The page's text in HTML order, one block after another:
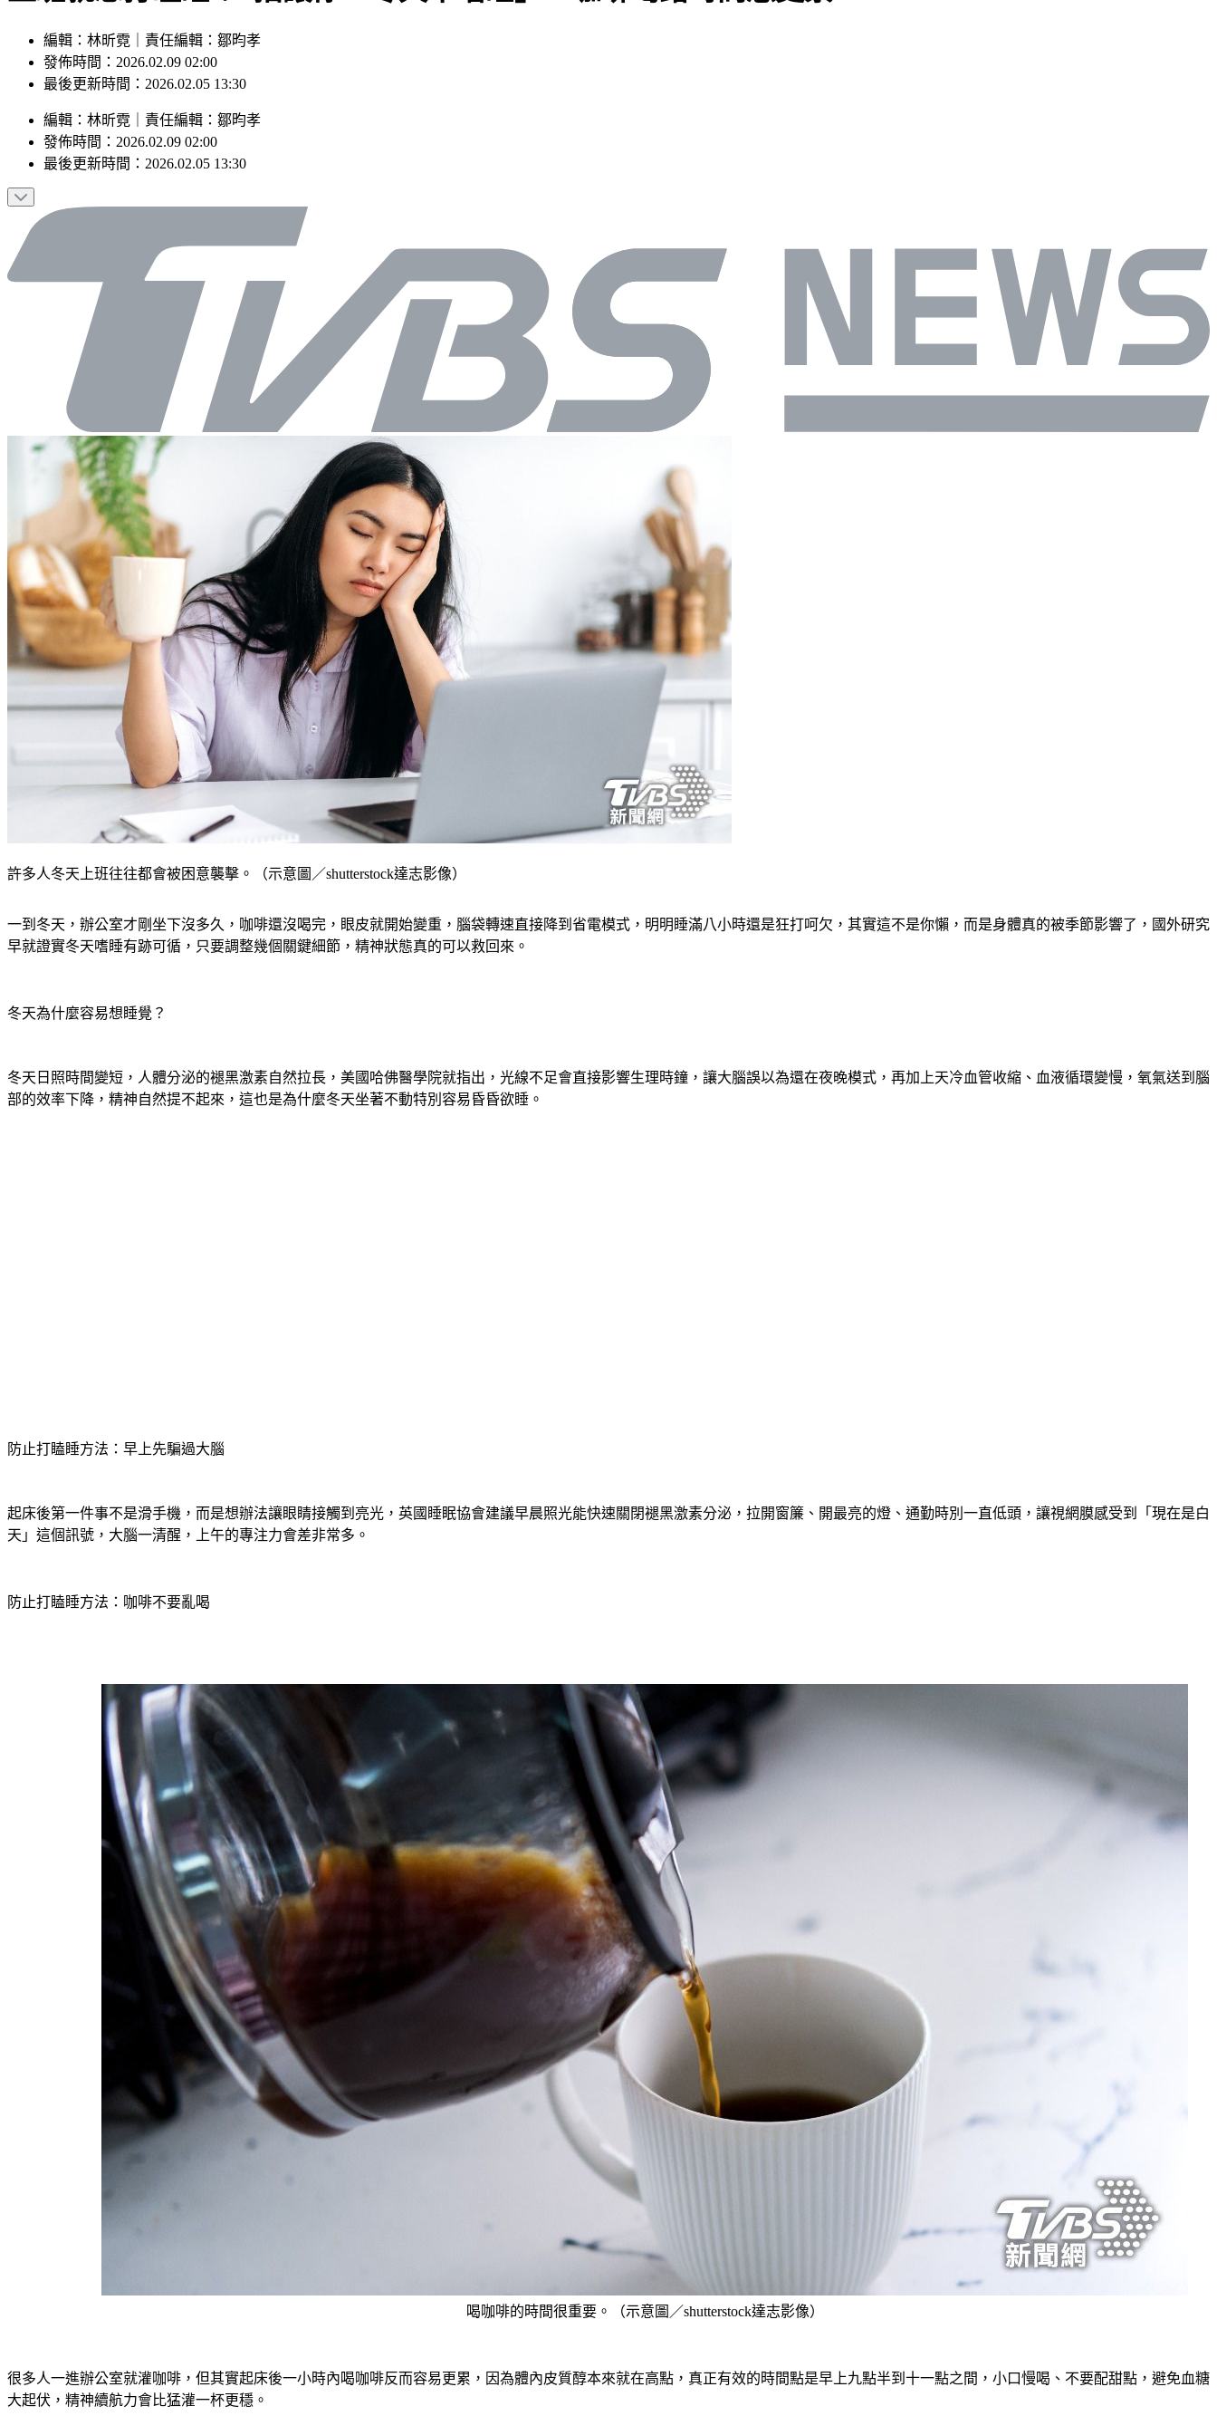
編輯：林昕霓｜責任編輯：鄒昀孝
發佈時間：2026.02.09 02:00
最後更新時間：2026.02.05 13:30
編輯 ： 林昕霓 責任編輯 ： 鄒昀孝
發佈時間： 2026.02.09 02:00
最後更新時間： 2026.02.05 13:30
許多人冬天上班往往都會被困意襲擊。（示意圖／shutterstock達志影像）
一到冬天，辦公室才剛坐下沒多久，咖啡還沒喝完，眼皮就開始變重，腦袋轉速直接降到省電模式，明明睡滿八小時還是狂打呵欠，其實這不是你懶，而是身體真的被季節影響了，國外研究
早就證實冬天嗜睡有跡可循，只要調整幾個關鍵細節，精神狀態真的可以救回來。
冬天為什麼容易想睡覺？
冬天日照時間變短，人體分泌的褪黑激素自然拉長，美國哈佛醫學院就指出，光線不足會直接影響生理時鐘，讓大腦誤以為還在夜晚模式，再加上天冷血管收縮、血液循環變慢，氧氣送到腦
部的效率下降，精神自然提不起來，這也是為什麼冬天坐著不動特別容易昏昏欲睡。
防止打瞌睡方法：早上先騙過大腦
起床後第一件事不是滑手機，而是想辦法讓眼睛接觸到亮光，英國睡眠協會建議早晨照光能快速關閉褪黑激素分泌，拉開窗簾、開最亮的燈、通勤時別一直低頭，讓視網膜感受到「現在是白
天」這個訊號，大腦一清醒，上午的專注力會差非常多。
防止打瞌睡方法：咖啡不要亂喝
喝咖啡的時間很重要。（示意圖／shutterstock達志影像）
很多人一進辦公室就灌咖啡，但其實起床後一小時內喝咖啡反而容易更累，因為體內皮質醇本來就在高點，真正有效的時間點是早上九點半到十一點之間，小口慢喝、不要配甜點，避免血糖
大起伏，精神續航力會比猛灌一杯更穩。